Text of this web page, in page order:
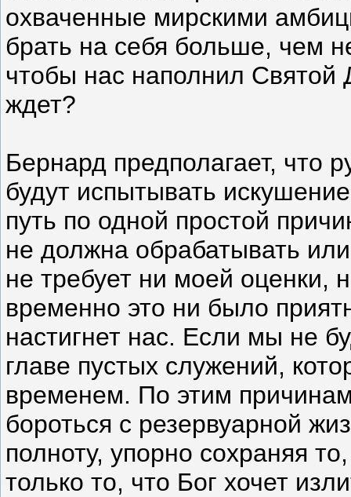
охваченные мирскими
брать на себя больше, чем
чтобы нас наполнил Святой
ждет?
Бернард предполагает, что
будут испытывать
путь по одной простой
не должна обрабатывать
не требует ни моей оценки,
временно это ни было
настигнет нас. Если мы не
главе пустых служений,
временем. По этим
бороться с резервуарной
полноту, упорно сохраняя
только то, что Бог хочет